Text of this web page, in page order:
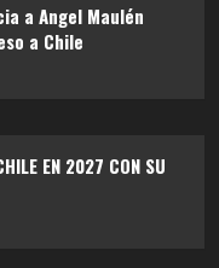
a Angel Maulén
a Chile
EN 2027 CON SU